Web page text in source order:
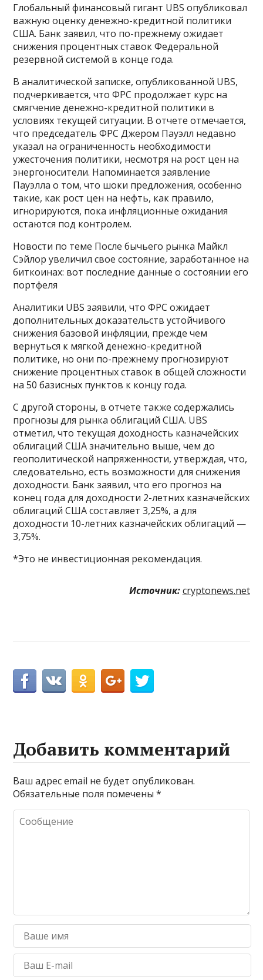
Глобальный финансовый гигант UBS опубликовал
важную оценку денежно-кредитной политики
США. Банк заявил, что по-прежнему ожидает
снижения процентных ставок Федеральной
резервной системой в конце года.
В аналитической записке, опубликованной UBS,
подчеркивается, что ФРС продолжает курс на
смягчение денежно-кредитной политики в
условиях текущей ситуации. В отчете отмечается,
что председатель ФРС Джером Пауэлл недавно
указал на ограниченность необходимости
ужесточения политики, несмотря на рост цен на
энергоносители. Напоминается заявление
Пауэлла о том, что шоки предложения, особенно
такие, как рост цен на нефть, как правило,
игнорируются, пока инфляционные ожидания
остаются под контролем.
Новости по теме После бычьего рынка Майкл
Сэйлор увеличил свое состояние, заработанное на
биткоинах: вот последние данные о состоянии его
портфеля
Аналитики UBS заявили, что ФРС ожидает
дополнительных доказательств устойчивого
снижения базовой инфляции, прежде чем
вернуться к мягкой денежно-кредитной
политике, но они по-прежнему прогнозируют
снижение процентных ставок в общей сложности
на 50 базисных пунктов к концу года.
С другой стороны, в отчете также содержались
прогнозы для рынка облигаций США. UBS
отметил, что текущая доходность казначейских
облигаций США значительно выше, чем до
геополитической напряженности, утверждая, что,
следовательно, есть возможности для снижения
доходности. Банк заявил, что его прогноз на
конец года для доходности 2-летних казначейских
облигаций США составляет 3,25%, а для
доходности 10-летних казначейских облигаций —
3,75%.
*Это не инвестиционная рекомендация.
Источник: cryptonews.net
Добавить комментарий
Ваш адрес email не будет опубликован.
Обязательные поля помечены*